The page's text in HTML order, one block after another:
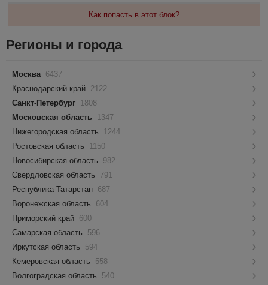
Как попасть в этот блок?
Регионы и города
Москва 6437
Краснодарский край 2122
Санкт-Петербург 1808
Московская область 1347
Нижегородская область
1244
Ростовская область
1150
Новосибирская область
982
Свердловская область
791
Республика Татарстан 687
Воронежская область
604
Приморский край 600
Самарская область
596
Иркутская область
594
Кемеровская область
558
Волгоградская область
540